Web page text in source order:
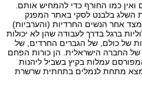
כמו החורף כדי להמחיש אותם.
השלג בלבנט לסקי באתר המפנק
מצד אחר הנשים החרדיות (והערביות)
ברגל בדרך לעבודה שהן לא יכולות
של כולם, של הגברים החרדים, של
החברה הישראלית. הן כורות הפחם
עמלות בקיץ בשביל ליהנות
מתחת לנמלים בתחתית שרשרת